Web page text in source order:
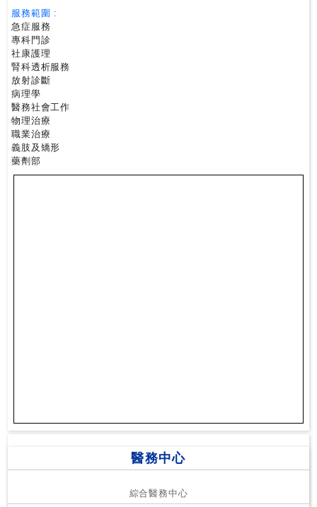
診
急
症
室
服
務
公
立
服務範圍 :
急症服務
專科門診
社康護理
腎科透析服務
放射診斷
病理學
醫務社會工作
物理治療
職業治療
義肢及矯形
藥劑部
醫務中心
綜合醫務中心